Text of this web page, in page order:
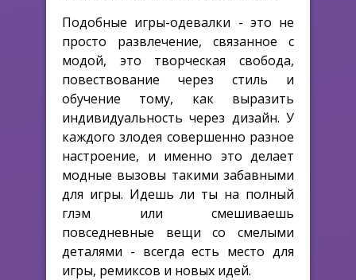
Подобные игры-одевалки - это не
просто развлечение, связанное с
модой, это творческая свобода,
повествование через стиль и
обучение тому, как выразить
индивидуальность через дизайн. У
каждого злодея совершенно разное
настроение, и именно это делает
модные вызовы такими забавными
для игры. Идешь ли ты на полный
глэм или смешиваешь
повседневные вещи со смелыми
деталями - всегда есть место для
игры, ремиксов и новых идей.